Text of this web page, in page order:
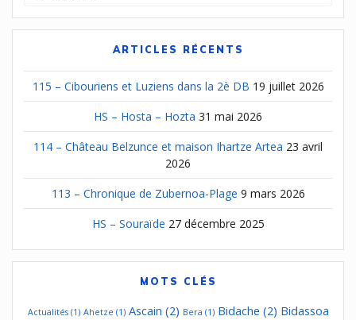
ARTICLES RÉCENTS
115 – Cibouriens et Luziens dans la 2è DB 19 juillet 2026
HS – Hosta – Hozta 31 mai 2026
114 – Château Belzunce et maison Ihartze Artea 23 avril
2026
113 – Chronique de Zubernoa-Plage 9 mars 2026
HS – Souraïde 27 décembre 2025
MOTS CLÉS
Actualités(1) Ahetze (1) Ascain (2) Bera (1) Bidache (2) Bidassoa